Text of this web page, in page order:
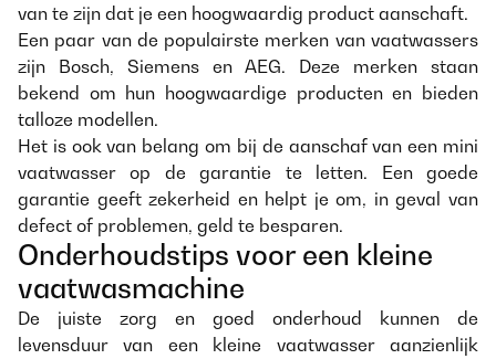
van te zijn dat je een hoogwaardig product aanschaft.
Een paar van de populairste merken van vaatwassers
zijn Bosch, Siemens en AEG. Deze merken staan
bekend om hun hoogwaardige producten en bieden
talloze modellen.
Het is ook van belang om bij de aanschaf van een mini
vaatwasser op de garantie te letten. Een goede
garantie geeft zekerheid en helpt je om, in geval van
defect of problemen, geld te besparen.
Onderhoudstips voor een kleine
vaatwasmachine
De juiste zorg en goed onderhoud kunnen de
levensduur van een kleine vaatwasser aanzienlijk